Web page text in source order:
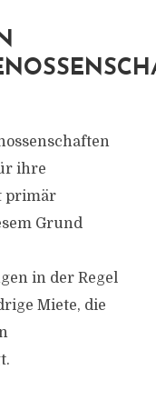
ihre
primär
Grund
in der Regel
Miete, die